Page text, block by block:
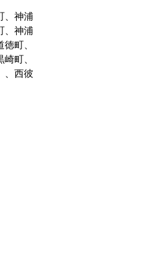
、神浦
、神浦
町、
町、
、西彼